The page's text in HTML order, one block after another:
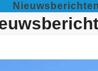
Nieuwsberichten